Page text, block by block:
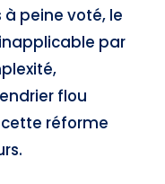
à peine voté, le
par
flou
réforme